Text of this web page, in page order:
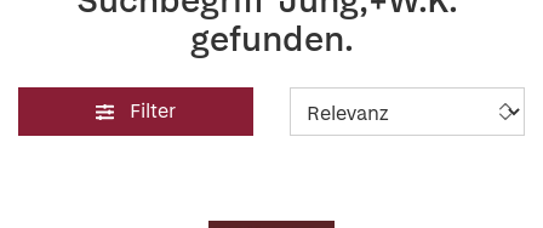
gefunden.
Filter